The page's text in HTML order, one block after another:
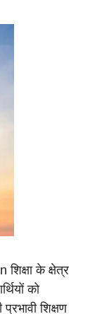
के क्षेत्र
को
शिक्षण